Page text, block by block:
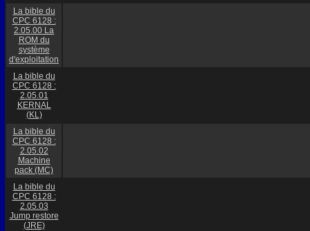
La bible du
CPC 6128 :
2.05.00 La
ROM du
système
d'exploitation
La bible du
CPC 6128 :
2.05.01
KERNAL
(KL)
La bible du
CPC 6128 :
2.05.02
Machine
pack (MC)
La bible du
CPC 6128 :
2.05.03
Jump restore
(JRE)